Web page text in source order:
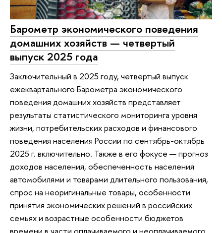
Барометр экономического поведения
домашних хозяйств — четвертый
выпуск 2025 года
Заключительный в 2025 году, четвертый выпуск
ежеквартального Барометра экономического
поведения домашних хозяйств представляет
результаты статистического мониторинга уровня
жизни, потребительских расходов и финансового
поведения населения России по сентябрь-октябрь
2025 г. включительно. Также в его фокусе — прогноз
доходов населения, обеспеченность населения
автомобилями и товарами длительного пользования,
спрос на неоригинальные товары, особенности
принятия экономических решений в российских
семьях и возрастные особенности бюджетов